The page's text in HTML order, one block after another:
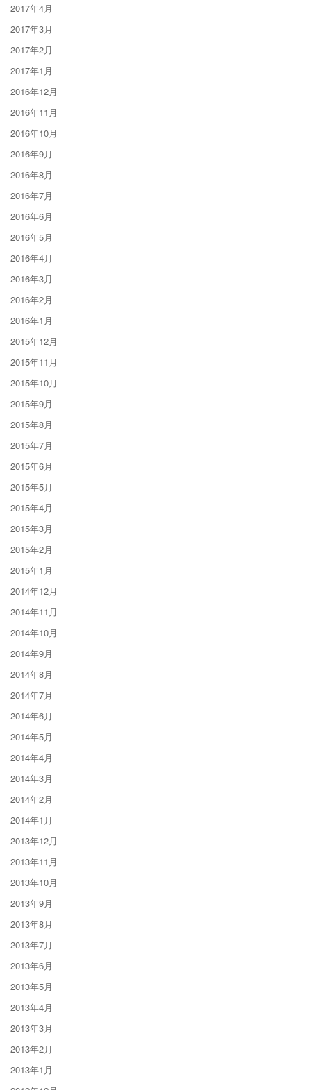
2017年4月
2017年3月
2017年2月
2017年1月
2016年12月
2016年11月
2016年10月
2016年9月
2016年8月
2016年7月
2016年6月
2016年5月
2016年4月
2016年3月
2016年2月
2016年1月
2015年12月
2015年11月
2015年10月
2015年9月
2015年8月
2015年7月
2015年6月
2015年5月
2015年4月
2015年3月
2015年2月
2015年1月
2014年12月
2014年11月
2014年10月
2014年9月
2014年8月
2014年7月
2014年6月
2014年5月
2014年4月
2014年3月
2014年2月
2014年1月
2013年12月
2013年11月
2013年10月
2013年9月
2013年8月
2013年7月
2013年6月
2013年5月
2013年4月
2013年3月
2013年2月
2013年1月